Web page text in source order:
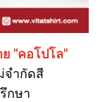
"คอโปโล"
จำกัดสี
กษา